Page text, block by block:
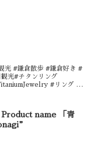
光 #鎌倉散歩 #鎌倉好き #
光#チタンリング
#リング #
ショップ #ハンドメイドシ
エリー
name 「青